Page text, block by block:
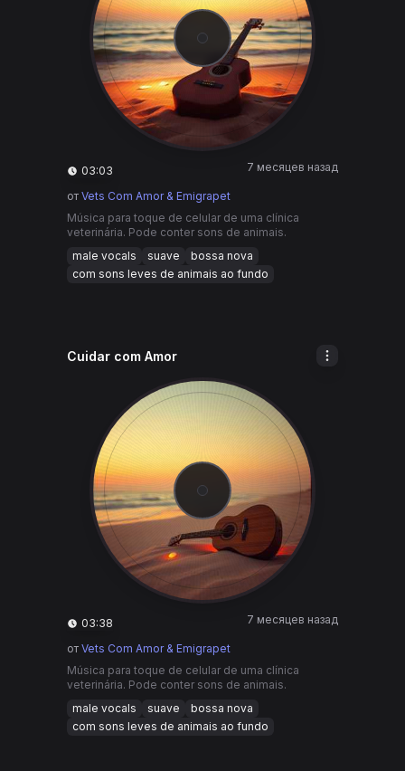
03:03 7 месяцев назад
от Vets Com Amor & Emigrapet
Música para toque de celular de uma clínica
veterinária. Pode conter sons de animais.
male vocals
suave
bossa nova
com sons leves de animais ao fundo
Cuidar com Amor
03:38 7 месяцев назад
от Vets Com Amor & Emigrapet
Música para toque de celular de uma clínica
veterinária. Pode conter sons de animais.
male vocals
suave
bossa nova
com sons leves de animais ao fundo